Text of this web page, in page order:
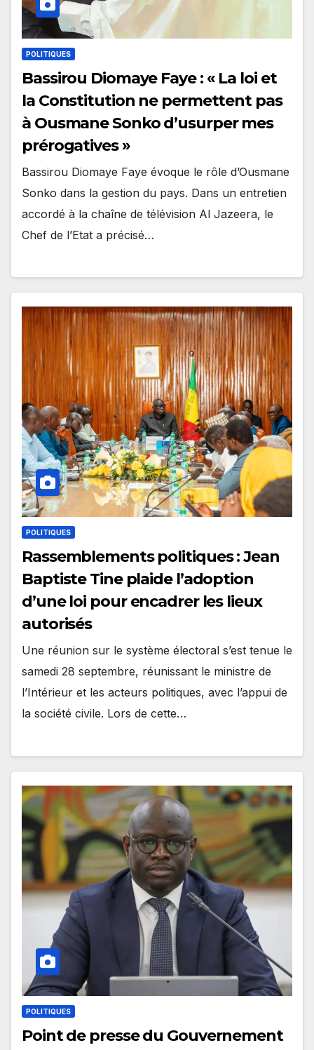
POLITIQUES
Bassirou Diomaye Faye : « La loi et
la Constitution ne permettent pas
à Ousmane Sonko d’usurper mes
prérogatives »
Bassirou Diomaye Faye évoque le rôle d’Ousmane
Sonko dans la gestion du pays. Dans un entretien
accordé à la chaîne de télévision Al Jazeera, le
Chef de l’Etat a précisé…
POLITIQUES
Rassemblements politiques : Jean
Baptiste Tine plaide l’adoption
d’une loi pour encadrer les lieux
autorisés
Une réunion sur le système électoral s’est tenue le
samedi 28 septembre, réunissant le ministre de
l’Intérieur et les acteurs politiques, avec l’appui de
la société civile. Lors de cette…
POLITIQUES
Point de presse du Gouvernement